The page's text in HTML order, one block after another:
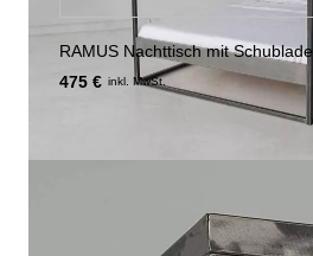
RAMUS Nachttisch mit Schublade
475 € inkl. MwSt.